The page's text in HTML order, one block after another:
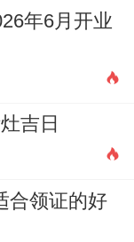
年6月开业
吉日
合领证的好